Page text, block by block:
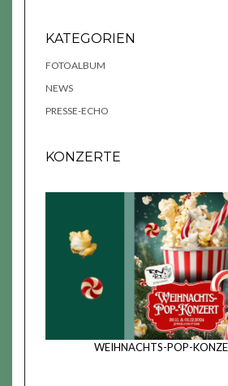
KATEGORIEN
FOTOALBUM
NEWS
PRESSE-ECHO
KONZERTE
WEIHNACHTS-POP-